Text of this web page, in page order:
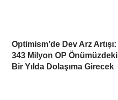
Optimism’de Dev Arz Artışı:
343 Milyon OP Önümüzdeki
Bir Yılda Dolaşıma Girecek